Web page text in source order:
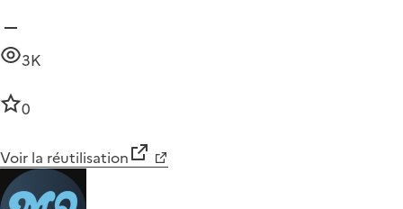
3K
0
Voir la réutilisation